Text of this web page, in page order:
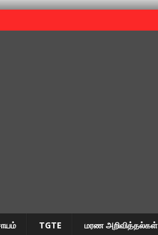
?
TGTE மரண அறிவித்தல்கள்